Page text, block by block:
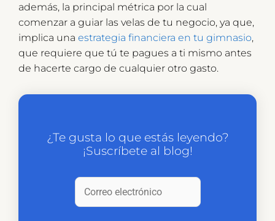
además, la principal métrica por la cual
comenzar a guiar las velas de tu negocio, ya que,
implica una estrategia financiera en tu gimnasio,
que requiere que tú te pagues a ti mismo antes
de hacerte cargo de cualquier otro gasto.
¿Te gusta lo que estás leyendo?
¡Suscríbete al blog!